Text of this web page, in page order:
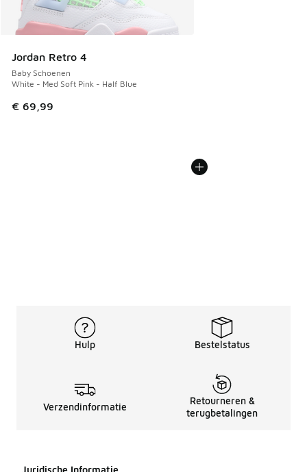
Jordan Retro 4
Baby Schoenen
White - Med Soft Pink - Half Blue
€ 69,99
Hulp Bestelstatus
Verzendinformatie
Retourneren &
terugbetalingen
Juridische Informatie